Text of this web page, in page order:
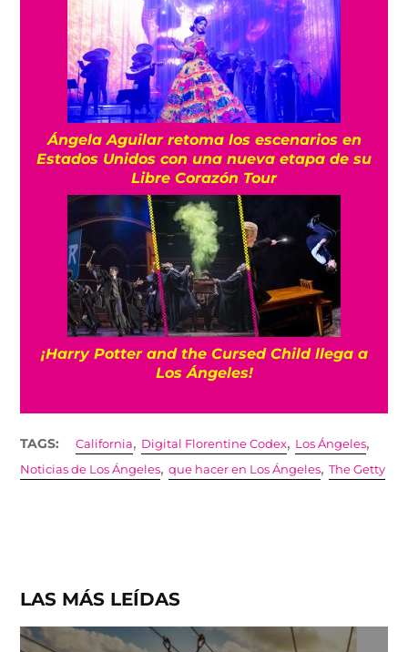
Ángela Aguilar retoma los escenarios en
Estados Unidos con una nueva etapa de su
Libre Corazón Tour
¡Harry Potter and the Cursed Child llega a
Los Ángeles!
TAGS: California, Digital Florentine Codex, Los Ángeles,
Noticias de Los Ángeles,que hacer en Los Ángeles,The Getty
LAS MÁS LEÍDAS